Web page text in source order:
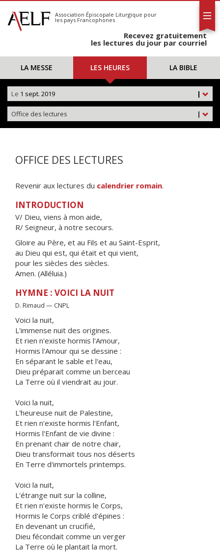
S'abonner
Calendrier
Association Épiscopale Liturgique pour
les pays Francophones
Recevez gratuitement
les lectures du jour par courriel
LA MESSE LES HEURES LA BIBLE
|
Le 1 sept. 2019
|
Office des lectures
OFFICE DES LECTURES
Revenir aux lectures du calendrier romain.
INTRODUCTION
V/ Dieu, viens à mon aide,
R/ Seigneur, à notre secours.
Gloire au Père, et au Fils et au Saint-Esprit,
au Dieu qui est, qui était et qui vient,
pour les siècles des siècles.
Amen. (Alléluia.)
HYMNE : VOICI LA NUIT
D. Rimaud — CNPL
Voici la nuit,
L'immense nuit des origines.
Et rien n'existe hormis l'Amour,
Hormis l'Amour qui se dessine :
En séparant le sable et l'eau,
Dieu préparait comme un berceau
La Terre où il viendrait au jour.
Voici la nuit,
L'heureuse nuit de Palestine,
Et rien n'existe hormis l'Enfant,
Hormis l'Enfant de vie divine :
En prenant chair de notre chair,
Dieu transformait tous nos déserts
En Terre d'immortels printemps.
Voici la nuit,
L'étrange nuit sur la colline,
Et rien n'existe hormis le Corps,
Hormis le Corps criblé d'épines :
En devenant un crucifié,
Dieu fécondait comme un verger
La Terre où le plantait la mort.